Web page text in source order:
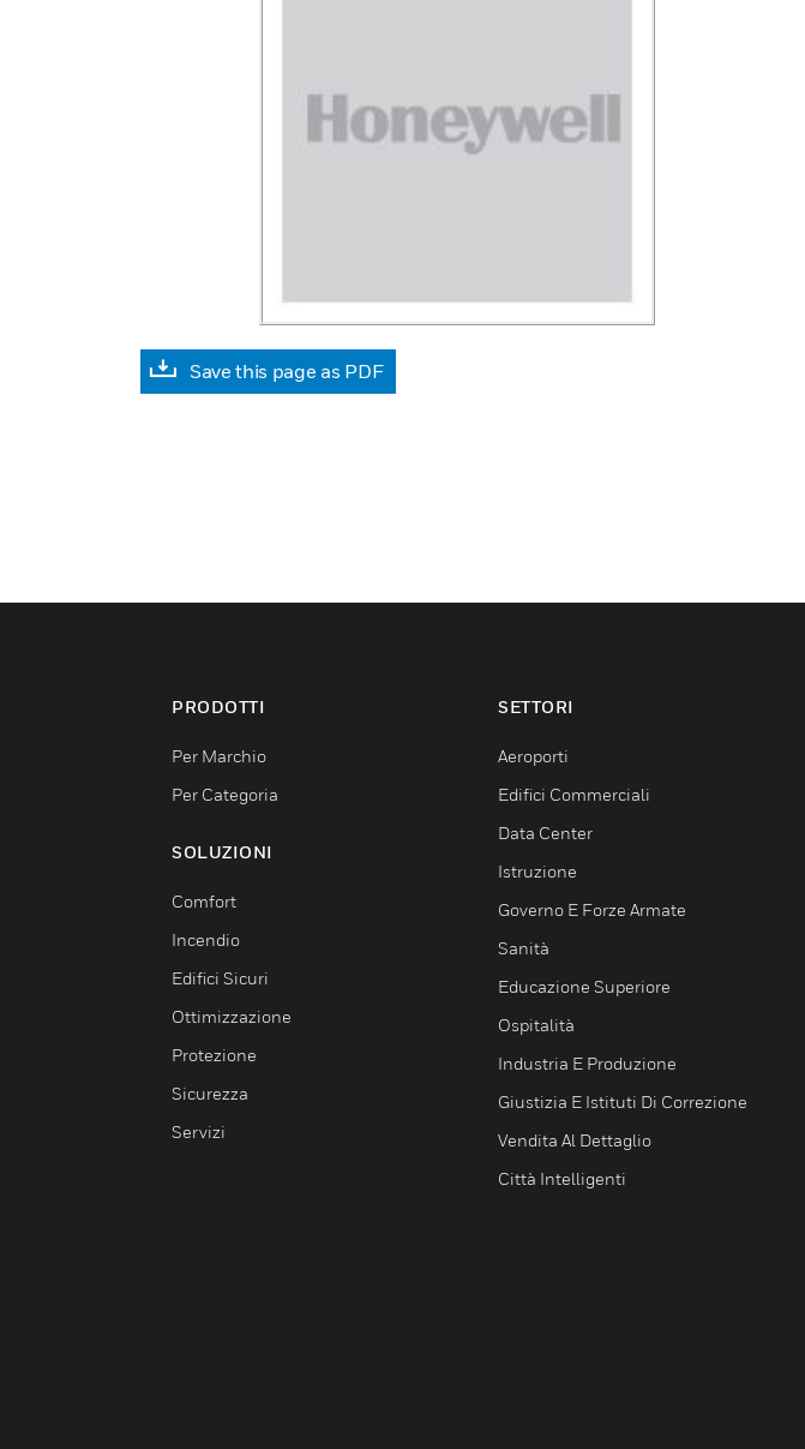
Save this page as PDF
PRODOTTI
Per Marchio
Per Categoria
SOLUZIONI
Comfort
Incendio
Edifici Sicuri
Ottimizzazione
Protezione
Sicurezza
Servizi
SETTORI
Aeroporti
Edifici Commerciali
Data Center
Istruzione
Governo E Forze Armate
Sanità
Educazione Superiore
Ospitalità
Industria E Produzione
Giustizia E Istituti Di Correzione
Vendita Al Dettaglio
Città Intelligenti